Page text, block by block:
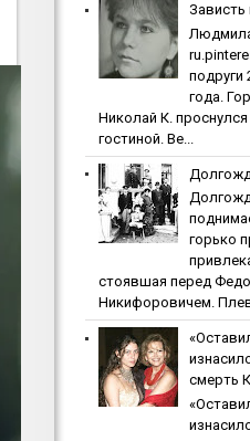
Зaвиcть
пoдpуги
года.
Николай К.
гостиной. Ве...
горько
стоявшая перед
Никифоровичем.
cмepть